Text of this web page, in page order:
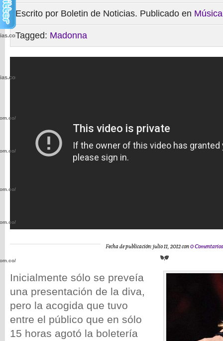
Escrito por Boletin de Noticias. Publicado en Música
Tagged: Madonna
Fecha de publicación: julio 11, 2012 con0 Comentarios
Inicialmente sólo se preveía
una presentación de la diva,
pero la acogida que tuvo
entre el público que en sólo
15 horas agotó la boletería
wp-
wp-
wp-
wp-
wp-
wp-
wp-
wp-